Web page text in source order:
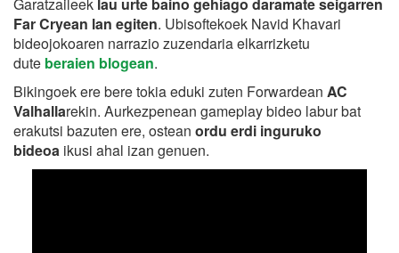
Garatzaileek lau urte baino gehiago daramate seigarren
Far Cryean lan egiten. Ubisoftekoek Navid Khavari
bideojokoaren narrazio zuzendaria elkarrizketu
dute beraien blogean.
Bikingoek ere bere tokia eduki zuten Forwardean AC
Valhallarekin. Aurkezpenean gameplay bideo labur bat
erakutsi bazuten ere, ostean ordu erdi inguruko
bideoa ikusi ahal izan genuen.